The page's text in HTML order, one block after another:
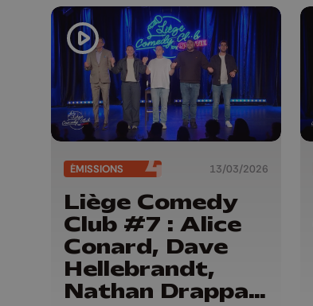
ÉMISSIONS 13/03/2026
Liège Comedy
Club #7 : Alice
Conard, Dave
Hellebrandt,
Nathan Drappa